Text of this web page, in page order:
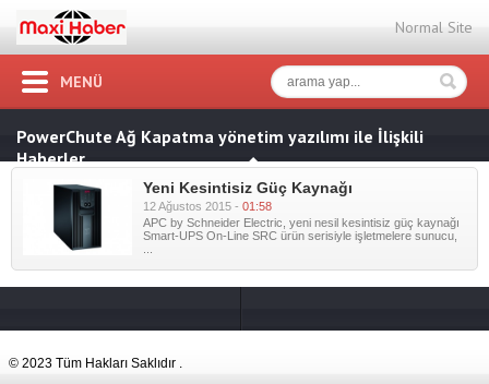
Normal Site
MENÜ
PowerChute Ağ Kapatma yönetim yazılımı ile İlişkili
Haberler
Yeni Kesintisiz Güç Kaynağı
12 Ağustos 2015 - 01:58
APC by Schneider Electric, yeni nesil kesintisiz güç kaynağı
Smart-UPS On-Line SRC ürün serisiyle işletmelere sunucu,
© 2023 Tüm Hakları Saklıdır .